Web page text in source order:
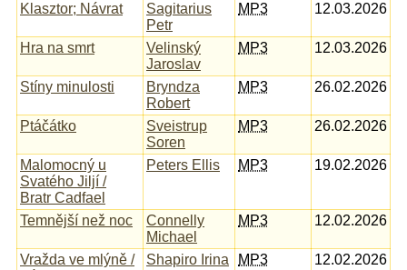
Klasztor; Návrat
Sagitarius
Petr
MP3 12.03.2026
Hra na smrt
Velinský
Jaroslav
MP3 12.03.2026
Stíny minulosti
Bryndza
Robert
MP3 26.02.2026
Ptáčátko
Sveistrup
Soren
MP3 26.02.2026
Malomocný u
Svatého Jiljí /
Bratr Cadfael
Peters Ellis MP3 19.02.2026
Temnější než noc
Connelly
Michael
MP3 12.02.2026
Vražda ve mlýně /
Shapiro Irina MP3 12.02.2026